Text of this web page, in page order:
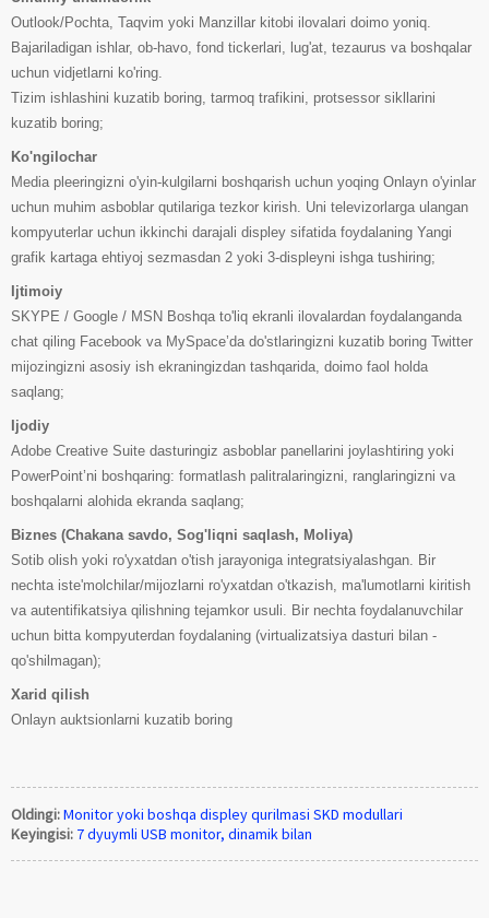
Outlook/Pochta, Taqvim yoki Manzillar kitobi ilovalari doimo yoniq.
Bajariladigan ishlar, ob-havo, fond tickerlari, lug'at, tezaurus va boshqalar
uchun vidjetlarni ko'ring.
Tizim ishlashini kuzatib boring, tarmoq trafikini, protsessor sikllarini
kuzatib boring;
Ko'ngilochar
Media pleeringizni o'yin-kulgilarni boshqarish uchun yoqing Onlayn o'yinlar
uchun muhim asboblar qutilariga tezkor kirish. Uni televizorlarga ulangan
kompyuterlar uchun ikkinchi darajali displey sifatida foydalaning Yangi
grafik kartaga ehtiyoj sezmasdan 2 yoki 3-displeyni ishga tushiring;
Ijtimoiy
SKYPE / Google / MSN Boshqa to'liq ekranli ilovalardan foydalanganda
chat qiling Facebook va MySpace’da do'stlaringizni kuzatib boring Twitter
mijozingizni asosiy ish ekraningizdan tashqarida, doimo faol holda
saqlang;
Ijodiy
Adobe Creative Suite dasturingiz asboblar panellarini joylashtiring yoki
PowerPoint’ni boshqaring: formatlash palitralaringizni, ranglaringizni va
boshqalarni alohida ekranda saqlang;
Biznes (Chakana savdo, Sog'liqni saqlash, Moliya)
Sotib olish yoki ro'yxatdan o'tish jarayoniga integratsiyalashgan. Bir
nechta iste'molchilar/mijozlarni ro'yxatdan o'tkazish, ma'lumotlarni kiritish
va autentifikatsiya qilishning tejamkor usuli. Bir nechta foydalanuvchilar
uchun bitta kompyuterdan foydalaning (virtualizatsiya dasturi bilan -
qo'shilmagan);
Xarid qilish
Onlayn auktsionlarni kuzatib boring
Oldingi:Monitor yoki boshqa displey qurilmasi SKD modullari
Keyingisi: 7 dyuymli USB monitor, dinamik bilan